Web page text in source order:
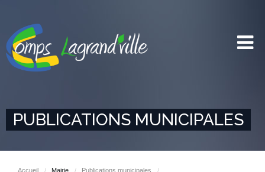
PUBLICATIONS MUNICIPALES
Accueil / Mairie / Publications municipales
/